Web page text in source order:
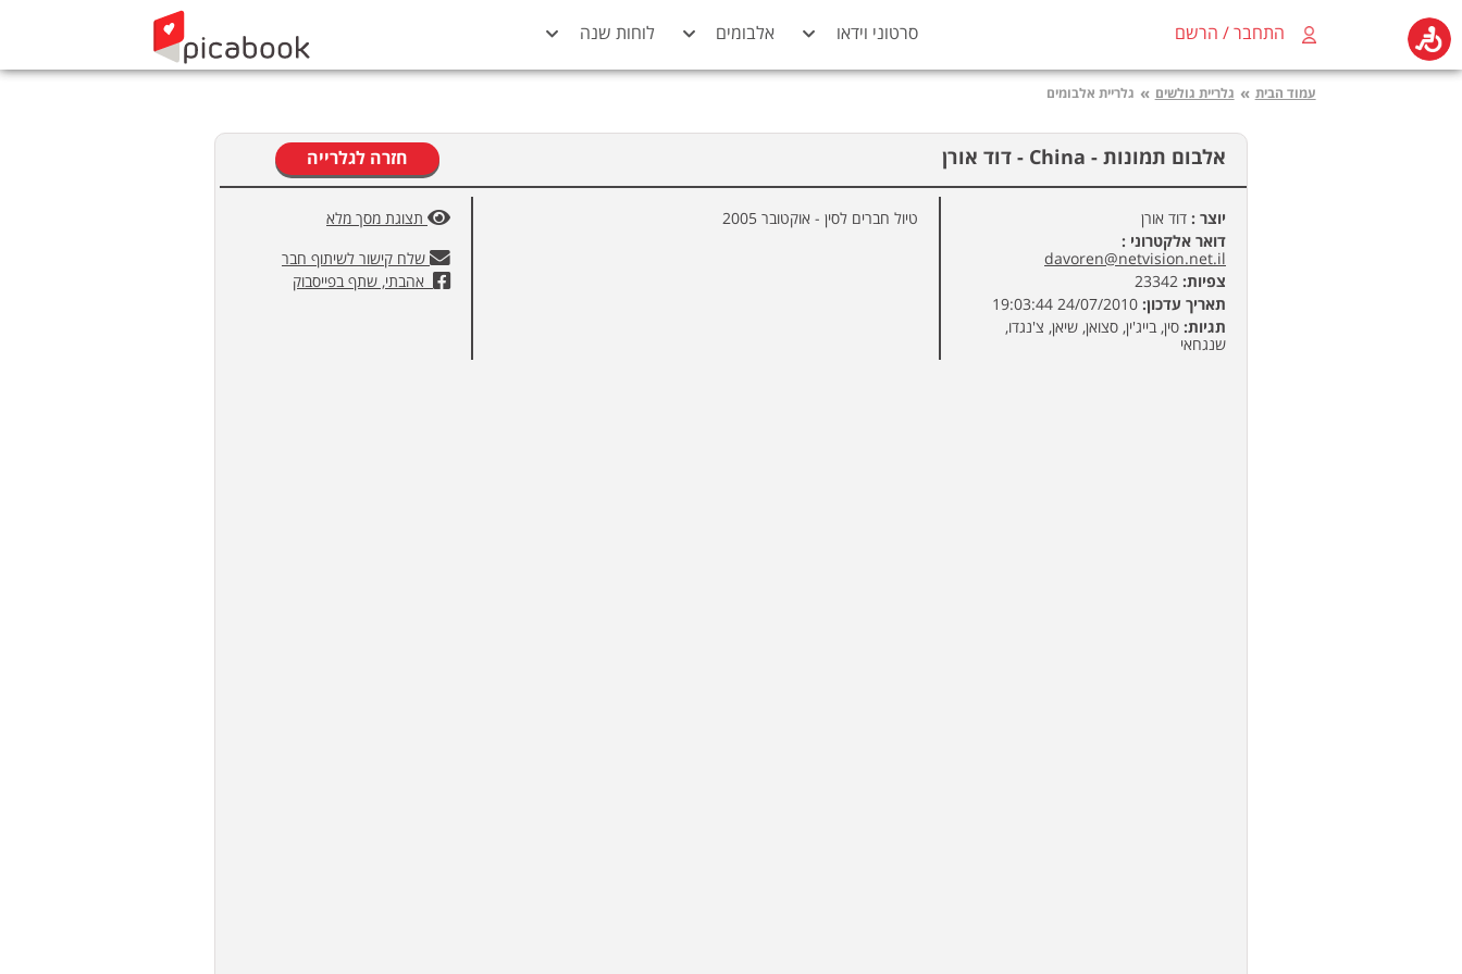
התחבר / הרשם סרטוני וידאו אלבומים לוחות שנה
עמוד הבית » גלריית גולשים » גלריית אלבומים
אלבום תמונות - China - דוד אורן חזרה לגלרייה
יוצר : דוד אורן
דואר אלקטרוני :
davoren@netvision.net.il
צפיות:
תאריך עדכון:
תגיות: סין, בייג'ין, סצואן, שיאן, צ'נגדו,
שנגחאי
טיול חברים לסין - אוקטובר 2005 תצוגת מסך מלא
שלח קישור לשיתוף חבר
אהבתי, שתף בפייסבוק